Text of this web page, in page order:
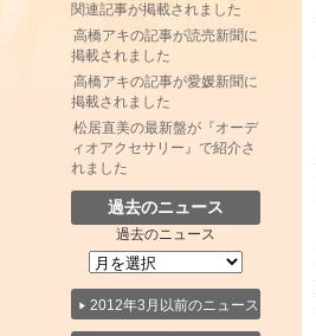
関連記事が掲載されました
高橋アキの記事が読売新聞に
掲載されました
高橋アキの記事が愛媛新聞に
掲載されました
松居直美の最新盤が『オーデ
ィオアクセサリー』で紹介さ
れました
過去のニュース
過去のニュース
2012年3月以前のニュース